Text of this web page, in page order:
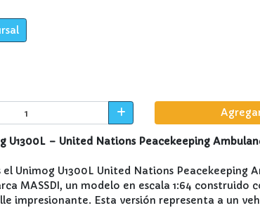
U1300L – United Nations Peacekeeping
el Unimog U1300L United Nations Peacekeeping
MASSDI, un modelo en escala 1:64 construido
impresionante. Esta versión representa a un